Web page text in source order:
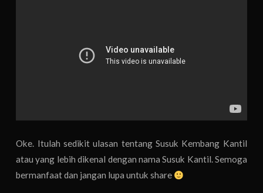
Oke. Itulah sedikit ulasan tentang Susuk Kembang Kantil
atau yang lebih dikenal dengan nama Susuk Kantil. Semoga
bermanfaat dan jangan lupa untuk share